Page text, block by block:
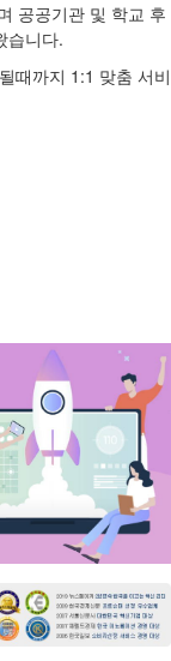
공공기관 및 학교 후
습니다.
때까지 1:1 맞춤 서비